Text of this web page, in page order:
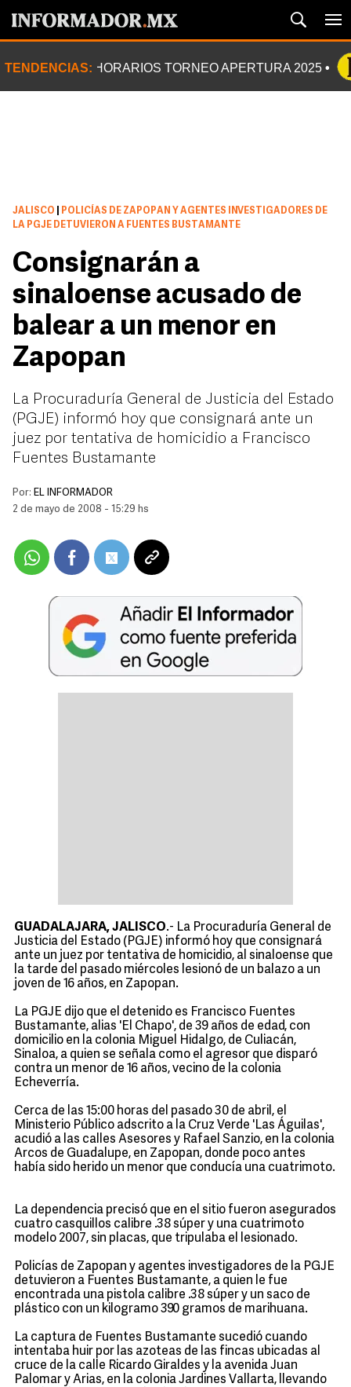
TENDENCIAS: HORARIOS TORNEO APERTURA 2025
JALISCO
POLICÍAS DE ZAPOPAN Y AGENTES INVESTIGADORES DE
LA PGJE DETUVIERON A FUENTES BUSTAMANTE
Consignarán a
sinaloense acusado de
balear a un menor en
Zapopan
La Procuraduría General de Justicia del Estado
(PGJE) informó hoy que consignará ante un
juez por tentativa de homicidio a Francisco
Fuentes Bustamante
Por: EL INFORMADOR
2 de mayo de 2008 - 15:29 hs
GUADALAJARA, JALISCO.- La Procuraduría General de
Justicia del Estado (PGJE) informó hoy que consignará
ante un juez por tentativa de homicidio, al sinaloense que
la tarde del pasado miércoles lesionó de un balazo a un
joven de 16 años, en Zapopan.
La PGJE dijo que el detenido es Francisco Fuentes
Bustamante, alias 'El Chapo', de 39 años de edad, con
domicilio en la colonia Miguel Hidalgo, de Culiacán,
Sinaloa, a quien se señala como el agresor que disparó
contra un menor de 16 años, vecino de la colonia
Echeverría.
Cerca de las 15:00 horas del pasado 30 de abril, el
Ministerio Público adscrito a la Cruz Verde 'Las Águilas',
acudió a las calles Asesores y Rafael Sanzio, en la colonia
Arcos de Guadalupe, en Zapopan, donde poco antes
había sido herido un menor que conducía una cuatrimoto.
La dependencia precisó que en el sitio fueron asegurados
cuatro casquillos calibre .38 súper y una cuatrimoto
modelo 2007, sin placas, que tripulaba el lesionado.
Policías de Zapopan y agentes investigadores de la PGJE
detuvieron a Fuentes Bustamante, a quien le fue
encontrada una pistola calibre .38 súper y un saco de
plástico con un kilogramo 390 gramos de marihuana.
La captura de Fuentes Bustamante sucedió cuando
intentaba huir por las azoteas de las fincas ubicadas al
cruce de la calle Ricardo Giraldes y la avenida Juan
Palomar y Arias, en la colonia Jardines Vallarta, llevando